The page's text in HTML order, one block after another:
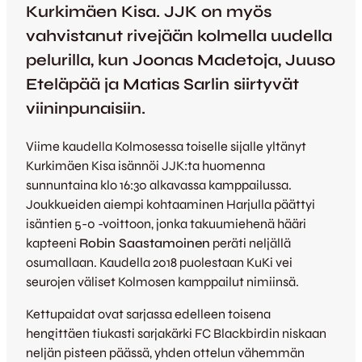
Kurkimäen Kisa. JJK on myös
vahvistanut rivejään kolmella uudella
pelurilla, kun Joonas Madetoja, Juuso
Eteläpää ja Matias Sarlin siirtyvät
viininpunaisiin.
Viime kaudella Kolmosessa toiselle sijalle yltänyt
Kurkimäen Kisa isännöi JJK:ta huomenna
sunnuntaina klo 16:30 alkavassa kamppailussa.
Joukkueiden aiempi kohtaaminen Harjulla päättyi
isäntien 5-0 -voittoon, jonka takuumiehenä hääri
kapteeni Robin Saastamoinen peräti neljällä
osumallaan. Kaudella 2018 puolestaan KuKi vei
seurojen väliset Kolmosen kamppailut nimiinsä.
Kettupaidat ovat sarjassa edelleen toisena
hengittäen tiukasti sarjakärki FC Blackbirdin niskaan
neljän pisteen päässä, yhden ottelun vähemmän